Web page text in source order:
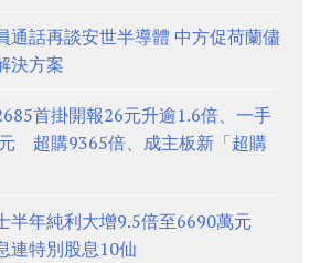
通話再談安世半導體 中方促荷蘭儘
決方案
首掛開報26元升逾1.6倍、一手
超購9365倍、成主板新「超購
半年純利大增9.5倍至6690萬元
連特別股息10仙